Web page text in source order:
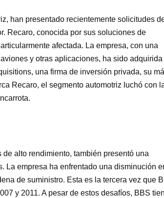
han presentado recientemente solicitudes
Recaro, conocida por sus soluciones de
afectada. La empresa, con una
y otras aplicaciones, ha sido adquirida
una firma de inversión privada, su
Recaro, el segmento automotriz luchó con
alto rendimiento, también presentó una
La empresa ha enfrentado una disminución
de suministro. Esta es la tercera vez que
y 2011. A pesar de estos desafíos, BBS